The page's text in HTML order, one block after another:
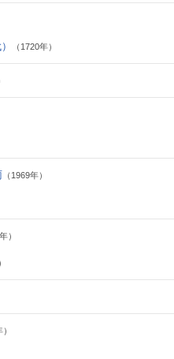
（1720年）
（1969年）
）